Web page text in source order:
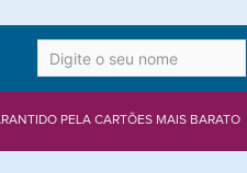
PELA CARTÕES MAIS BARATO